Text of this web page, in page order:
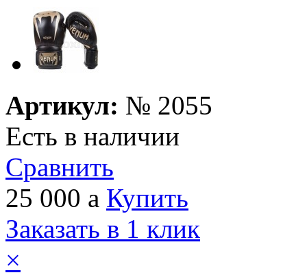
Артикул: № 2055
Есть в наличии
Сравнить
25 000 a Купить
Заказать в 1 клик
×